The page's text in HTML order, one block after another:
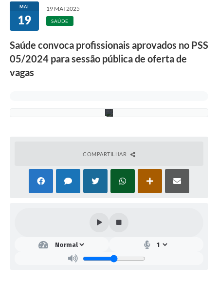
MAI
19
19 MAI 2025
SAÚDE
Saúde convoca profissionais aprovados no PSS
05/2024 para sessão pública de oferta de
vagas
a
l
COMPARTILHAR